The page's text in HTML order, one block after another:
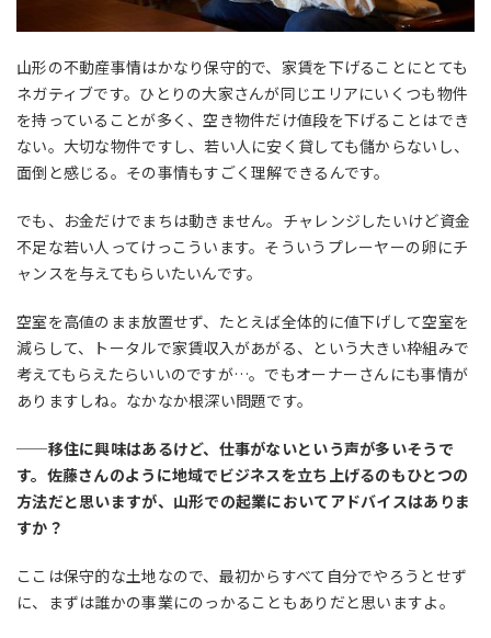
山形の不動産事情はかなり保守的で、家賃を下げることにとても
ネガティブです。ひとりの大家さんが同じエリアにいくつも物件
を持っていることが多く、空き物件だけ値段を下げることはでき
ない。大切な物件ですし、若い人に安く貸しても儲からないし、
面倒と感じる。その事情もすごく理解できるんです。
でも、お金だけでまちは動きません。チャレンジしたいけど資金
不足な若い人ってけっこういます。そういうプレーヤーの卵にチ
ャンスを与えてもらいたいんです。
空室を高値のまま放置せず、たとえば全体的に値下げして空室を
減らして、トータルで家賃収入があがる、という大きい枠組みで
考えてもらえたらいいのですが…。でもオーナーさんにも事情が
ありますしね。なかなか根深い問題です。
──移住に興味はあるけど、仕事がないという声が多いそうで
す。佐藤さんのように地域でビジネスを立ち上げるのもひとつの
方法だと思いますが、山形での起業においてアドバイスはありま
すか？
ここは保守的な土地なので、最初からすべて自分でやろうとせず
に、まずは誰かの事業にのっかることもありだと思いますよ。